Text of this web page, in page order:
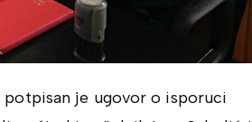
je ugovor o isporuci